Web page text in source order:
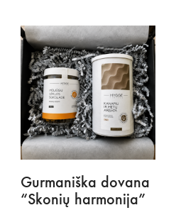
Gurmaniška dovana
“Skonių harmonija”